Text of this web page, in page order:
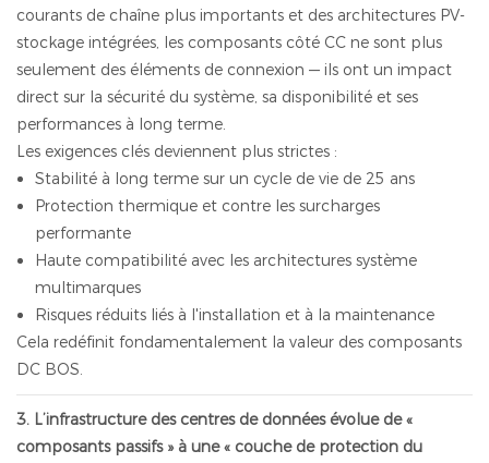
courants de chaîne plus importants et des architectures PV-
stockage intégrées, les composants côté CC ne sont plus
seulement des éléments de connexion — ils ont un impact
direct sur la sécurité du système, sa disponibilité et ses
performances à long terme.
Les exigences clés deviennent plus strictes :
Stabilité à long terme sur un cycle de vie de 25 ans
Protection thermique et contre les surcharges
performante
Haute compatibilité avec les architectures système
multimarques
Risques réduits liés à l'installation et à la maintenance
Cela redéfinit fondamentalement la valeur des composants
DC BOS.
3. L’infrastructure des centres de données évolue de «
composants passifs » à une « couche de protection du